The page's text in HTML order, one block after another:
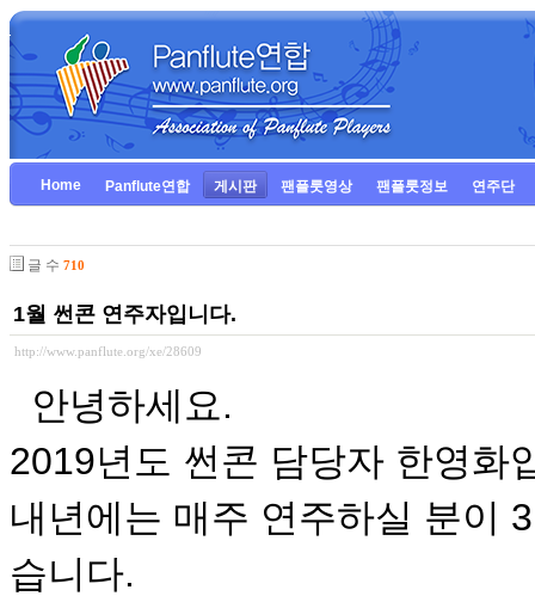
Home Panflute연합 게시판 팬플룻영상 팬플룻정보 연주단
글 수 710
1월 썬콘 연주자입니다.
http://www.panflute.org/xe/28609
안녕하세요.
2019년도 썬콘 담당자 한영화
내년에는 매주 연주하실 분이
습니다.